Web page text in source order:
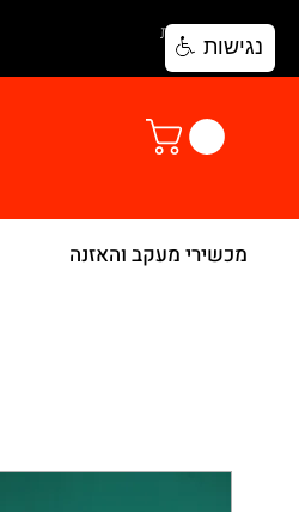
להתחברות
מכשירי מעקב והאזנה
נגישות